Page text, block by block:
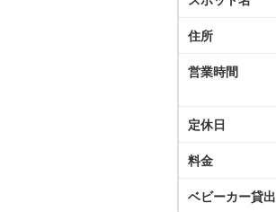
住所
営業時間
定休日
料金
ベビーカー貸出